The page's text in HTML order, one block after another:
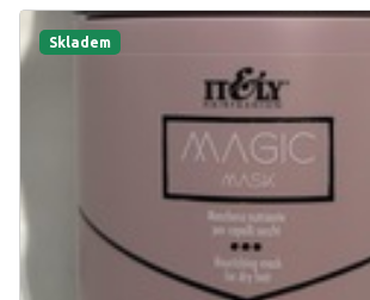
Skladem